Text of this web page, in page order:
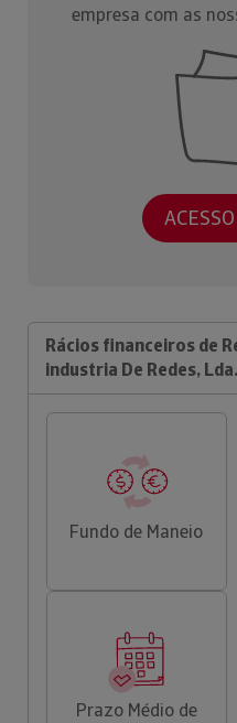
empresa com as
Rácios financeiros de
industria De Redes, Lda.
Fundo de Maneio
Prazo Médio de